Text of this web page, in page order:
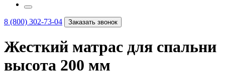
8 (800) 302-73-04 Заказать звонок
Жесткий матрас для спальни
высота 200 мм